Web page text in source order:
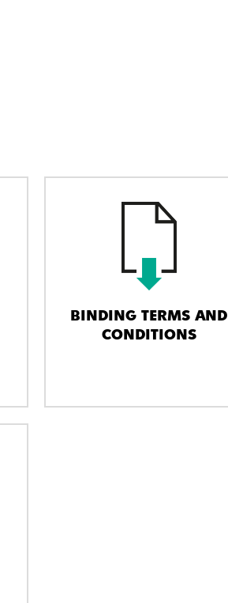
BINDING TERMS AND
CONDITIONS